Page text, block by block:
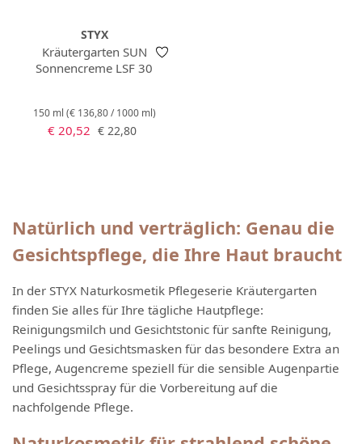
STYX
Kräutergarten SUN
Sonnencreme LSF 30
150 ml (€ 136,80 / 1000 ml)
Verkaufspreis:
€ 20,52 Regulärer Preis:
€ 22,80
Natürlich und verträglich: Genau die
Gesichtspflege, die Ihre Haut braucht
In der STYX Naturkosmetik Pflegeserie Kräutergarten
finden Sie alles für Ihre tägliche Hautpflege:
Reinigungsmilch und Gesichtstonic für sanfte Reinigung,
Peelings und Gesichtsmasken für das besondere Extra an
Pflege, Augencreme speziell für die sensible Augenpartie
und Gesichtsspray für die Vorbereitung auf die
nachfolgende Pflege.